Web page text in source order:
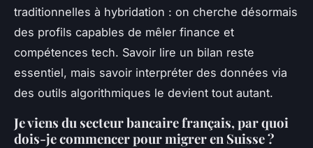
traditionnelles à hybridation : on cherche désormais
des profils capables de mêler finance et
compétences tech. Savoir lire un bilan reste
essentiel, mais savoir interpréter des données via
des outils algorithmiques le devient tout autant.
Je viens du secteur bancaire français, par quoi
dois-je commencer pour migrer en Suisse ?